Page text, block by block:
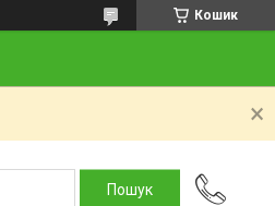
Кошик